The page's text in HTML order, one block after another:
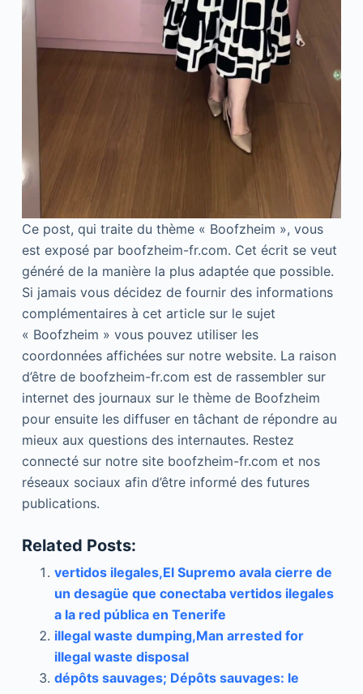
Ce post, qui traite du thème « Boofzheim », vous
est exposé par boofzheim-fr.com. Cet écrit se veut
généré de la manière la plus adaptée que possible.
Si jamais vous décidez de fournir des informations
complémentaires à cet article sur le sujet
« Boofzheim » vous pouvez utiliser les
coordonnées affichées sur notre website. La raison
d’être de boofzheim-fr.com est de rassembler sur
internet des journaux sur le thème de Boofzheim
pour ensuite les diffuser en tâchant de répondre au
mieux aux questions des internautes. Restez
connecté sur notre site boofzheim-fr.com et nos
réseaux sociaux afin d’être informé des futures
publications.
Related Posts:
vertidos ilegales,El Supremo avala cierre de
un desagüe que conectaba vertidos ilegales
a la red pública en Tenerife
illegal waste dumping,Man arrested for
illegal waste disposal
dépôts sauvages; Dépôts sauvages: le